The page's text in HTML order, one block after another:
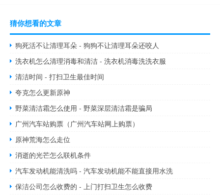
猜你想看的文章
狗死活不让清理耳朵 - 狗狗不让清理耳朵还咬人
洗衣机怎么清理消毒和清洁 - 洗衣机消毒洗洗衣服
清洁时间 - 打扫卫生最佳时间
夸克怎么更新原神
野菜清洁霜怎么使用 - 野菜深层清洁霜是骗局
广州汽车站购票（广州汽车站网上购票）
原神荒海怎么走位
消逝的光芒怎么联机条件
汽车发动机能清洗吗 - 汽车发动机能不能直接用水洗
保洁公司怎么收费的 - 上门打扫卫生怎么收费